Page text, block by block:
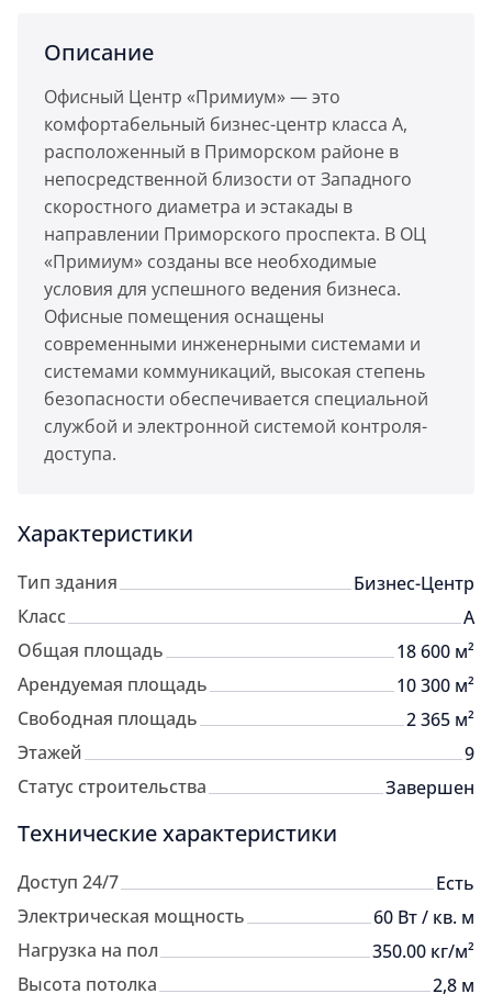
Описание
Офисный Центр «Примиум» — это
комфортабельный бизнес-центр класса А,
расположенный в Приморском районе в
непосредственной близости от Западного
скоростного диаметра и эстакады в
направлении Приморского проспекта. В ОЦ
«Примиум» созданы все необходимые
условия для успешного ведения бизнеса.
Офисные помещения оснащены
современными инженерными системами и
системами коммуникаций, высокая степень
безопасности обеспечивается специальной
службой и электронной системой контроля-
доступа.
Характеристики
Тип здания
Бизнес-Центр
Класс
A
Общая площадь
18 600 м²
Арендуемая площадь
10 300 м²
Свободная площадь
2 365 м²
Этажей
9
Статус строительства
Завершен
Технические характеристики
Доступ 24/7
Есть
Электрическая мощность
60 Вт / кв. м
Нагрузка на пол
350.00 кг/м²
Высота потолка
2,8 м